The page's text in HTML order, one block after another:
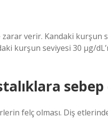
verir. Kandaki kurşun
kurşun seviyesi 30 μg/
felç olması. Diş